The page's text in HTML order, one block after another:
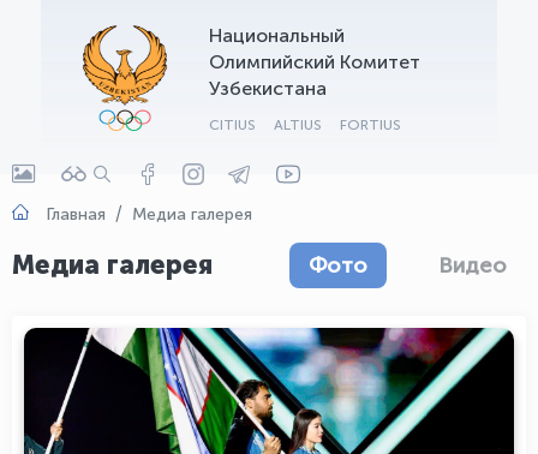
Национальный
Олимпийский Комитет
Узбекистана
CITIUS ALTIUS FORTIUS
Главная Медиа галерея
Медиа галерея Фото Видео
OLYMPCHIK AI - yordamchi
Онлайн · olympic.uz